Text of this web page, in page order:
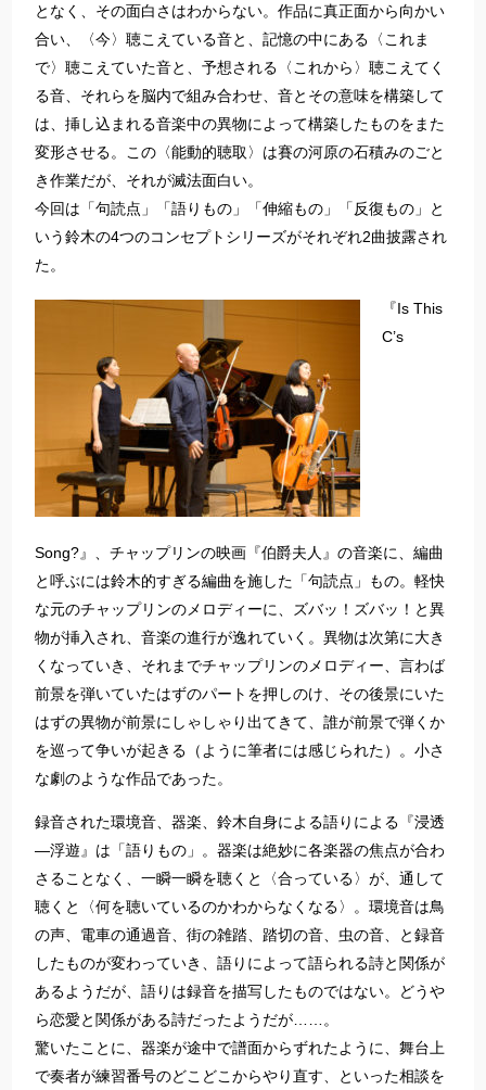
となく、その面白さはわからない。作品に真正面から向かい
合い、〈今〉聴こえている音と、記憶の中にある〈これま
で〉聴こえていた音と、予想される〈これから〉聴こえてく
る音、それらを脳内で組み合わせ、音とその意味を構築して
は、挿し込まれる音楽中の異物によって構築したものをまた
変形させる。この〈能動的聴取〉は賽の河原の石積みのごと
き作業だが、それが滅法面白い。
今回は「句読点」「語りもの」「伸縮もの」「反復もの」と
いう鈴木の4つのコンセプトシリーズがそれぞれ2曲披露され
た。
『Is This
C’s
Song?』、チャップリンの映画『伯爵夫人』の音楽に、編曲
と呼ぶには鈴木的すぎる編曲を施した「句読点」もの。軽快
な元のチャップリンのメロディーに、ズバッ！ズバッ！と異
物が挿入され、音楽の進行が逸れていく。異物は次第に大き
くなっていき、それまでチャップリンのメロディー、言わば
前景を弾いていたはずのパートを押しのけ、その後景にいた
はずの異物が前景にしゃしゃり出てきて、誰が前景で弾くか
を巡って争いが起きる（ように筆者には感じられた）。小さ
な劇のような作品であった。
録音された環境音、器楽、鈴木自身による語りによる『浸透
―浮遊』は「語りもの」。器楽は絶妙に各楽器の焦点が合わ
さることなく、一瞬一瞬を聴くと〈合っている〉が、通して
聴くと〈何を聴いているのかわからなくなる〉。環境音は鳥
の声、電車の通過音、街の雑踏、踏切の音、虫の音、と録音
したものが変わっていき、語りによって語られる詩と関係が
あるようだが、語りは録音を描写したものではない。どうや
ら恋愛と関係がある詩だったようだが……。
驚いたことに、器楽が途中で譜面からずれたように、舞台上
で奏者が練習番号のどこどこからやり直す、といった相談を